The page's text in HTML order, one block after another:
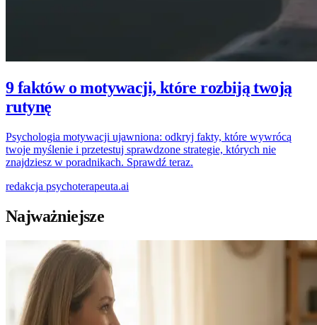
9 faktów o motywacji, które rozbiją twoją
rutynę
Psychologia motywacji ujawniona: odkryj fakty, które wywrócą
twoje myślenie i przetestuj sprawdzone strategie, których nie
znajdziesz w poradnikach. Sprawdź teraz.
redakcja psychoterapeuta.ai
Najważniejsze